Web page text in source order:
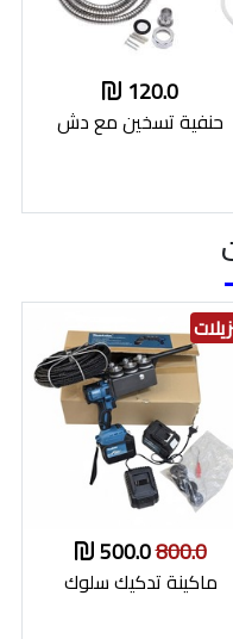
120.0
حنفية تسخين مع دش
800.0
500.0
ماكينة تدكيك سلوك